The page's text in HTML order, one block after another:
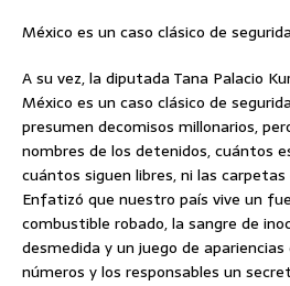
México es un caso clásico de
A su vez, la diputada Tana Palacio
México es un caso clásico de
presumen decomisos millonarios,
nombres de los detenidos, cuántos
cuántos siguen libres, ni las
Enfatizó que nuestro país vive un
combustible robado, la sangre de
desmedida y un juego de
números y los responsables un